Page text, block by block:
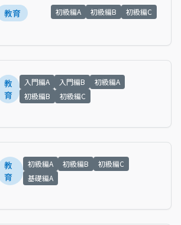
教育 初級編A 初級編B 初級編C
教
育
入門編A 入門編B
初級編A
初級編B
初級編C
教
育
初級編A 初級編B
初級編C
基礎編A